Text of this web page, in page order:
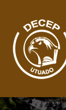
content
SOMOS